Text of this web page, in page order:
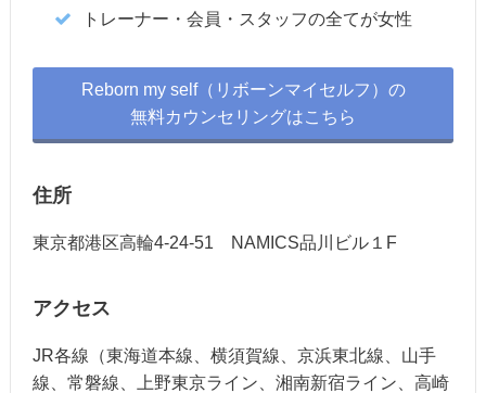
トレーナー・会員・スタッフの全てが女性
Reborn my self（リボーンマイセルフ）の
無料カウンセリングはこちら
住所
東京都港区高輪4-24-51 NAMICS品川ビル１F
アクセス
JR各線（東海道本線、横須賀線、京浜東北線、山手
線、常磐線、上野東京ライン、湘南新宿ライン、高崎